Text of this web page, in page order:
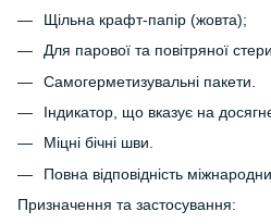
Щільна крафт-папір (жовта);
Для парової та повітряної
Самогерметизувальні пакети.
Індикатор, що вказує на
Міцні бічні шви.
Повна відповідність
Призначення та застосування: